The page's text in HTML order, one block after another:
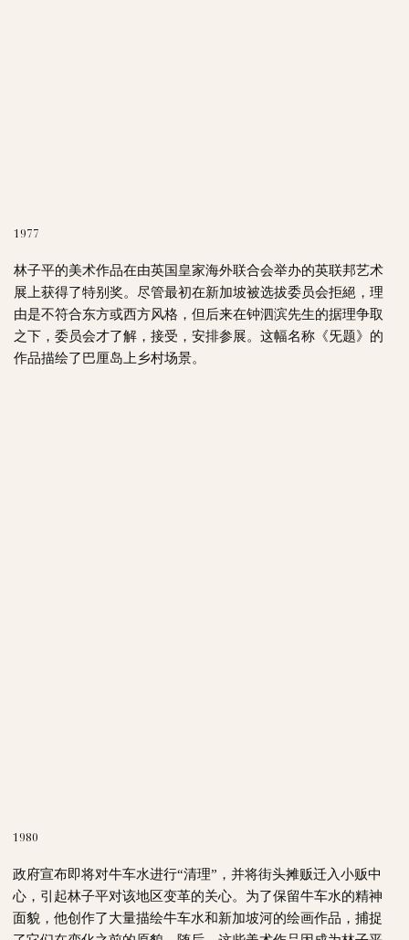
1977
林子平的美术作品在由英国皇家海外联合会举办的英联邦艺术
展上获得了特别奖。尽管最初在新加坡被选拔委员会拒絕，理
由是不符合东方或西方风格，但后来在钟泗滨先生的据理争取
之下，委员会才了解，接受，安排参展。这幅名称《旡题》的
作品描绘了巴厘岛上乡村场景。
1980
政府宣布即将对牛车水进行“清理”，并将街头摊贩迁入小贩中
心，引起林子平对该地区变革的关心。为了保留牛车水的精神
面貌，他创作了大量描绘牛车水和新加坡河的绘画作品，捕捉